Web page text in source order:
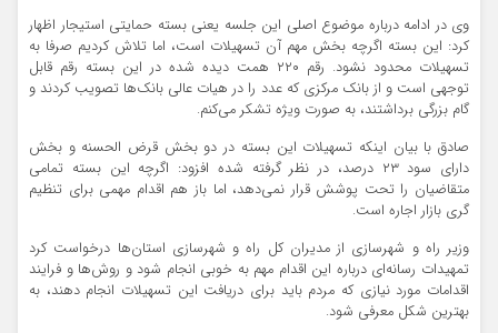
وی در ادامه درباره موضوع اصلی این جلسه یعنی بسته حمایتی استیجار اظهار
کرد: این بسته اگرچه بخش مهم آن تسهیلات است، اما تلاش کردیم صرفا به
تسهیلات محدود نشود. رقم ۲۲۰ همت دیده شده در این بسته رقم قابل
توجهی است و از بانک مرکزی که عدد را در هیات عالی بانک‌ها تصویب کردند و
گام بزرگی برداشتند، به صورت ویژه تشکر می‌کنم.
صادق با بیان اینکه تسهیلات این بسته در دو بخش قرض الحسنه و بخش
دارای سود ۲۳ درصد، در نظر گرفته شده افزود: اگرچه این بسته تمامی
متقاضیان را تحت پوشش قرار نمی‌دهد، اما باز هم اقدام مهمی برای تنظیم
گری بازار اجاره است.
وزیر راه و شهرسازی از مدیران کل راه و شهرسازی استان‌ها درخواست کرد
تمهیدات رسانه‌ای درباره این اقدام مهم به خوبی انجام شود و روش‌ها و فرایند
اقدامات مورد نیازی که مردم باید برای دریافت این تسهیلات انجام دهند، به
بهترین شکل معرفی شود.